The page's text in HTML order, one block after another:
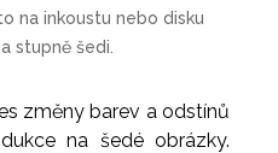
na inkoustu nebo disku
stupně šedi.
změny barev a odstínů
na šedé obrázky.